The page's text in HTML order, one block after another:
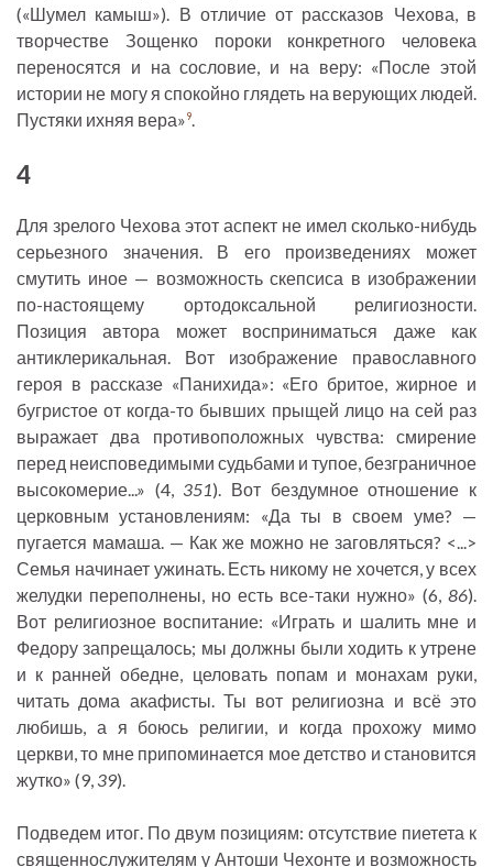
(«Шумел камыш»). В отличие от рассказов Чехова, в
творчестве Зощенко пороки конкретного человека
переносятся и на сословие, и на веру: «После этой
истории не могу я спокойно глядеть на верующих людей.
Пустяки ихняя вера»9.
4
Для зрелого Чехова этот аспект не имел сколько-нибудь
серьезного значения. В его произведениях может
смутить иное — возможность скепсиса в изображении
по-настоящему ортодоксальной религиозности.
Позиция автора может восприниматься даже как
антиклерикальная. Вот изображение православного
героя в рассказе «Панихида»: «Его бритое, жирное и
бугристое от когда-то бывших прыщей лицо на сей раз
выражает два противоположных чувства: смирение
перед неисповедимыми судьбами и тупое, безграничное
высокомерие...» (4, 351). Вот бездумное отношение к
церковным установлениям: «Да ты в своем уме? —
пугается мамаша. — Как же можно не заговляться? <...>
Семья начинает ужинать. Есть никому не хочется, у всех
желудки переполнены, но есть все-таки нужно» (6, 86).
Вот религиозное воспитание: «Играть и шалить мне и
Федору запрещалось; мы должны были ходить к утрене
и к ранней обедне, целовать попам и монахам руки,
читать дома акафисты. Ты вот религиозна и всё это
любишь, а я боюсь религии, и когда прохожу мимо
церкви, то мне припоминается мое детство и становится
жутко» (9, 39).
Подведем итог. По двум позициям: отсутствие пиетета к
священнослужителям у Антоши Чехонте и возможность